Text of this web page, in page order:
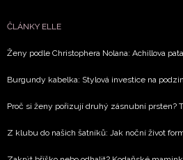
podmínkami společnosti
potvrzujete, že jste se seznámili
Vašimi údaji pracovat zejména k
vyhodnocení akce a zasílání
ČLÁNKY ELLE
Ženy podle Christophera Nolana: Achillova
Burgundy kabelka: Stylová investice na
Proč si ženy pořizují druhý zásnubní prsten?
Z klubu do našich šatníků: Jak noční život